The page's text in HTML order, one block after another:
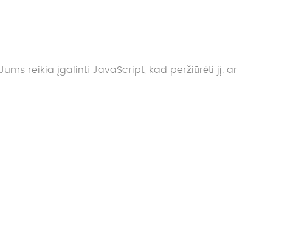
reikia įgalinti JavaScript, kad peržiūrėti jį. ar